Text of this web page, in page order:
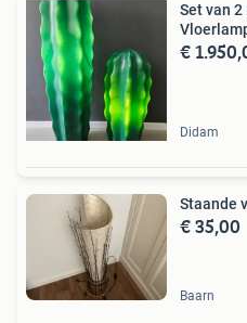
Set van
€
Didam
Staande
€ 35,00
Baarn